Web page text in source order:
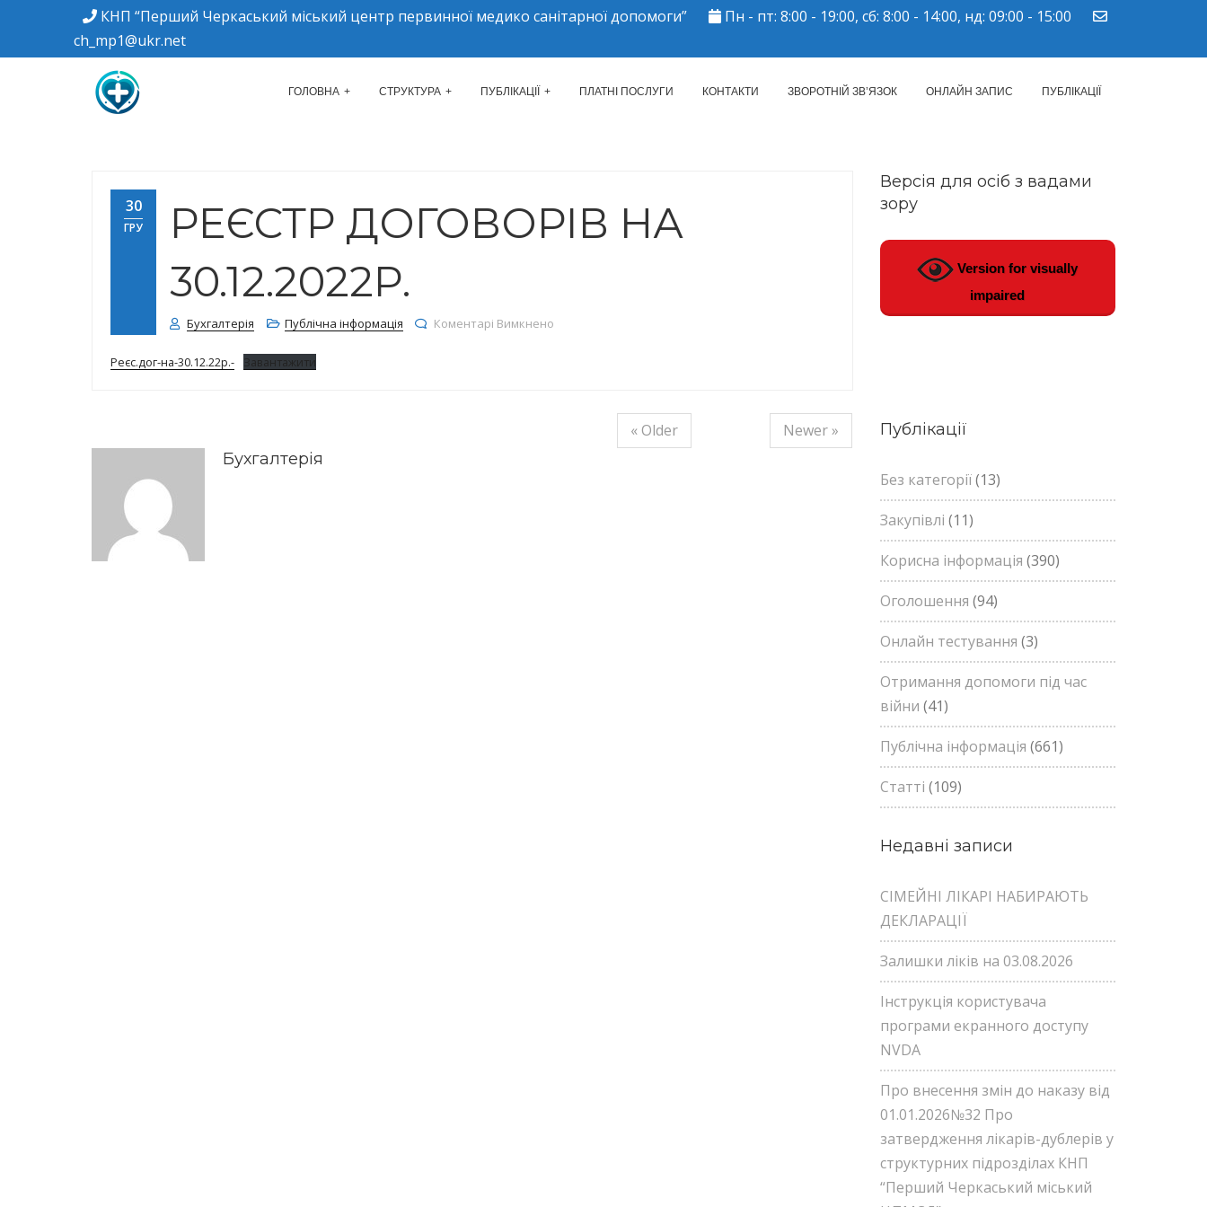
КНП “Перший Черкаський міський центр первинної медико санітарної допомоги”
Пн - пт: 8:00 - 19:00, сб: 8:00 - 14:00, нд: 09:00 - 15:00
ch_mp1@ukr.net
КНП "ПЕРШИЙ ЧЕРКАСЬКИЙ МІСЬКИЙ ЦЕНТР ПМСД"
ГОЛОВНА СТРУКТУРА ПУБЛІКАЦІЇ ПЛАТНІ ПОСЛУГИ КОНТАКТИ ЗВОРОТНІЙ ЗВ’ЯЗОК ОНЛАЙН ЗАПИС ПУБЛІКАЦІЇ
30
ГРУ
РЕЄСТР ДОГОВОРІВ НА
30.12.2022Р.
Бухгалтерія Публічна інформація Коментарі Вимкнено
Реєс.дог-на-30.12.22р.- Завантажити
« Older
Newer »
Бухгалтерія
Версія для осіб з вадами
зору
Version for visually
impaired
Публікації
Без категорії(13)
Закупівлі (11)
Корисна інформація (390)
Оголошення (94)
Онлайн тестування (3)
Отримання допомоги під час
війни (41)
Публічна інформація (661)
Статті (109)
Недавні записи
СІМЕЙНІ ЛІКАРІ НАБИРАЮТЬ
ДЕКЛАРАЦІЇ
Залишки ліків на 03.08.2026
Інструкція користувача
програми екранного доступу
NVDA
Про внесення змін до наказу від
01.01.2026№32 Про
затвердження лікарів-дублерів у
структурних підрозділах КНП
“Перший Черкаський міський